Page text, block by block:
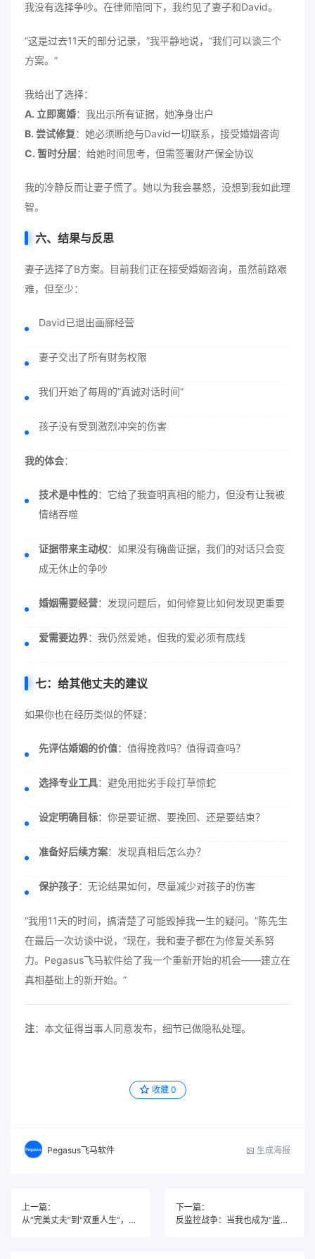
我没有选择争吵。在律师陪同下，我约见了妻子和David。
“这是过去11天的部分记录，”我平静地说，”我们可以谈三个
方案。”
我给出了选择：
A. 立即离婚：我出示所有证据，她净身出户
B. 尝试修复：她必须断绝与David一切联系，接受婚姻咨询
C. 暂时分居：给她时间思考，但需签署财产保全协议
我的冷静反而让妻子慌了。她以为我会暴怒，没想到我如此理
智。
六、结果与反思
妻子选择了B方案。目前我们正在接受婚姻咨询，虽然前路艰
难，但至少：
David已退出画廊经营
妻子交出了所有财务权限
我们开始了每周的”真诚对话时间”
孩子没有受到激烈冲突的伤害
我的体会：
技术是中性的：它给了我查明真相的能力，但没有让我被
情绪吞噬
证据带来主动权：如果没有确凿证据，我们的对话只会变
成无休止的争吵
婚姻需要经营：发现问题后，如何修复比如何发现更重要
爱需要边界：我仍然爱她，但我的爱必须有底线
七：给其他丈夫的建议
如果你也在经历类似的怀疑：
先评估婚姻的价值：值得挽救吗？值得调查吗？
选择专业工具：避免用拙劣手段打草惊蛇
设定明确目标：你是要证据、要挽回、还是要结束？
准备好后续方案：发现真相后怎么办？
保护孩子：无论结果如何，尽量减少对孩子的伤害
“我用11天的时间，搞清楚了可能毁掉我一生的疑问。”陈先生
在最后一次访谈中说，”现在，我和妻子都在为修复关系努
力。Pegasus飞马软件给了我一个重新开始的机会——建立在
真相基础上的新开始。”
注：本文征得当事人同意发布，细节已做隐私处理。
收藏 0
Pegasus飞马软件 生成海报
上一篇：
从“完美丈夫”到“双重人生”，Pegasus飞马软件揭开十年骗局
下一篇：
反监控战争：当我也成为“监控手机者”后发现的可怕真相